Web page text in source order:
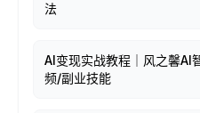
法
AI变现实战教程｜风之馨
频/副业技能